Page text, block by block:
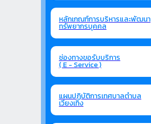
หลักเกณฑ์การบริหารและพัฒนา
ทรัพยากรบุคคล
ช่องทางขอรับบริการ
( E - Service )
แผนปฏิบัติการเทศบาลตำบล
เวียงเทิง